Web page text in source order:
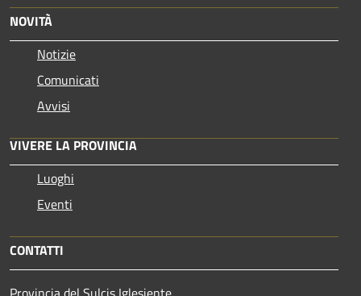
NOVITÀ
Notizie
Comunicati
Avvisi
VIVERE LA PROVINCIA
Luoghi
Eventi
CONTATTI